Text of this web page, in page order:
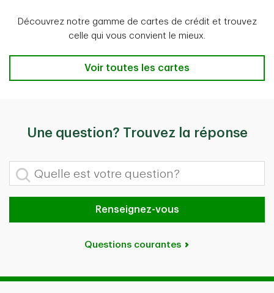
Découvrez notre gamme de cartes de crédit et trouvez
celle qui vous convient le mieux.
Des cartes de crédit qui répondent à
Voir toutes les cartes
Une question? Trouvez la réponse
Quelle est votre question?
Renseignez-vous
Questions courantes